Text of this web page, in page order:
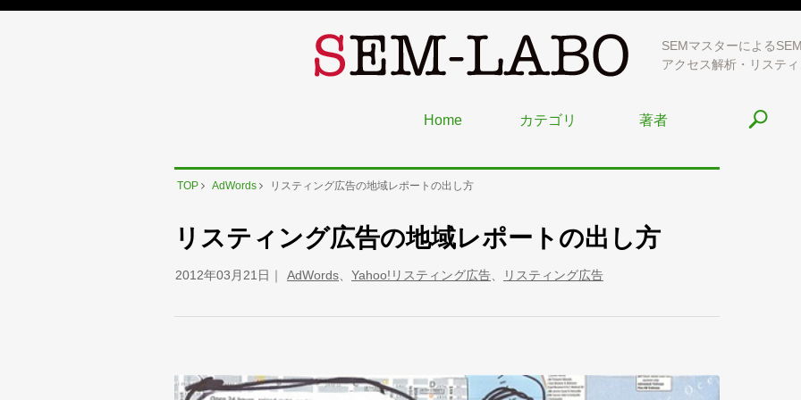
SEMマスターによる
アクセス解析・リステ
Home カテゴリ 著者
TOP AdWords リスティング広告の地域レポートの出し方
リスティング広告の地域レポートの出し方
2012年03月21日 AdWords Yahoo!リスティング広告 リスティング広告